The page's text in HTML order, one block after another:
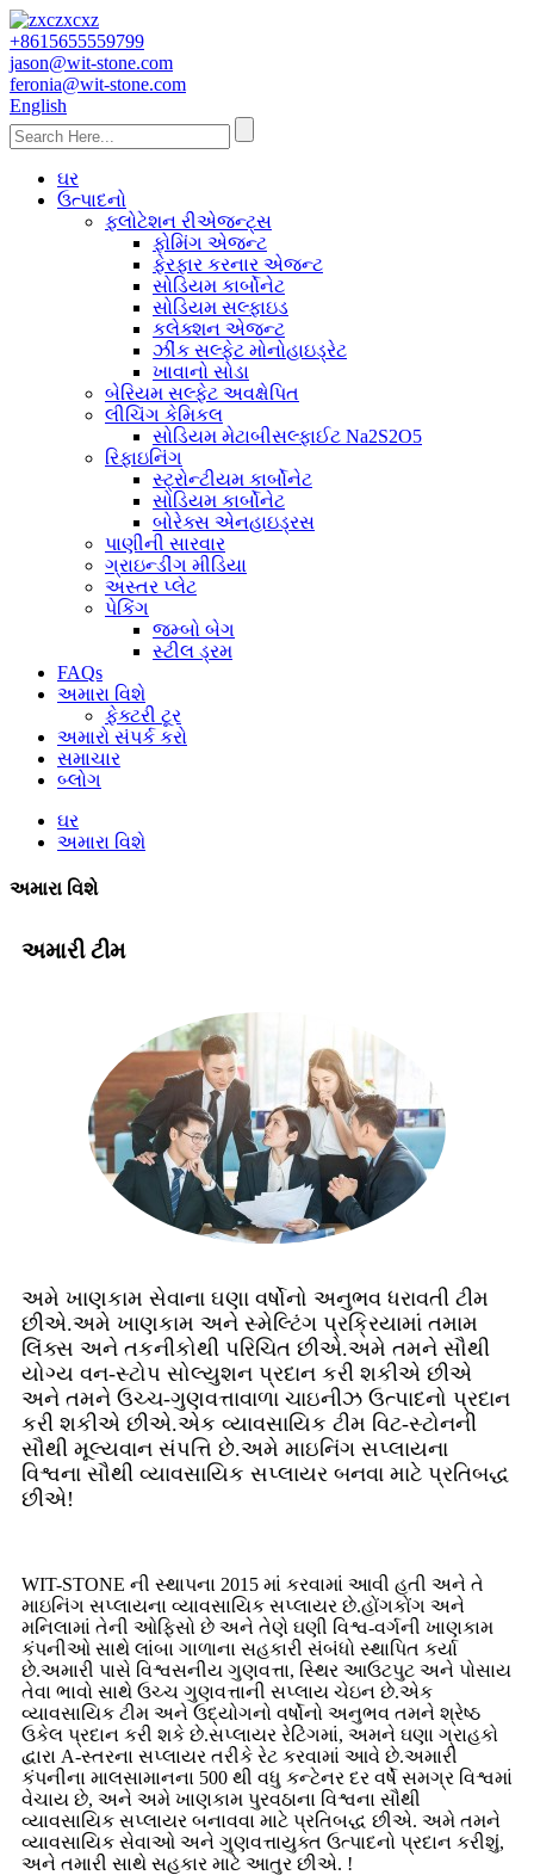
+8615655559799
jason@wit-stone.com
feronia@wit-stone.com
English
ઘર
ઉત્પાદનો
ફ્લોટેશન રીએજન્ટ્સ
ફોમિંગ એજન્ટ
ફેરફાર કરનાર એજન્ટ
સોડિયમ કાર્બોનેટ
સોડિયમ સલ્ફાઇડ
કલેક્શન એજન્ટ
ઝીંક સલ્ફેટ મોનોહાઇડ્રેટ
ખાવાનો સોડા
બેરિયમ સલ્ફેટ અવક્ષેપિત
લીચિંગ કેમિકલ
સોડિયમ મેટાબીસલ્ફાઈટ Na2S2O5
રિફાઇનિંગ
સ્ટ્રોન્ટીયમ કાર્બોનેટ
સોડિયમ કાર્બોનેટ
બોરેક્સ એનહાઇડ્રસ
પાણીની સારવાર
ગ્રાઇન્ડીંગ મીડિયા
અસ્તર પ્લેટ
પેકિંગ
જમ્બો બેગ
સ્ટીલ ડ્રમ
FAQs
અમારા વિશે
ફેક્ટરી ટૂર
અમારો સંપર્ક કરો
સમાચાર
બ્લોગ
ઘર
અમારા વિશે
અમારા વિશે
અમારી ટીમ
અમે ખાણકામ સેવાના ઘણા વર્ષોનો અનુભવ ધરાવતી ટીમ
છીએ.અમે ખાણકામ અને સ્મેલ્ટિંગ પ્રક્રિયામાં તમામ
લિંક્સ અને તકનીકોથી પરિચિત છીએ.અમે તમને સૌથી
યોગ્ય વન-સ્ટોપ સોલ્યુશન પ્રદાન કરી શકીએ છીએ
અને તમને ઉચ્ચ-ગુણવત્તાવાળા ચાઇનીઝ ઉત્પાદનો પ્રદાન
કરી શકીએ છીએ.એક વ્યાવસાયિક ટીમ વિટ-સ્ટોનની
સૌથી મૂલ્યવાન સંપત્તિ છે.અમે માઇનિંગ સપ્લાયના
વિશ્વના સૌથી વ્યાવસાયિક સપ્લાયર બનવા માટે પ્રતિબદ્ધ
છીએ!
WIT-STONE ની સ્થાપના 2015 માં કરવામાં આવી હતી અને તે
માઇનિંગ સપ્લાયના વ્યાવસાયિક સપ્લાયર છે.હોંગકોંગ અને
મનિલામાં તેની ઓફિસો છે અને તેણે ઘણી વિશ્વ-વર્ગની ખાણકામ
કંપનીઓ સાથે લાંબા ગાળાના સહકારી સંબંધો સ્થાપિત કર્યા
છે.અમારી પાસે વિશ્વસનીય ગુણવત્તા, સ્થિર આઉટપુટ અને પોસાય
તેવા ભાવો સાથે ઉચ્ચ ગુણવત્તાની સપ્લાય ચેઇન છે.એક
વ્યાવસાયિક ટીમ અને ઉદ્યોગનો વર્ષોનો અનુભવ તમને શ્રેષ્ઠ
ઉકેલ પ્રદાન કરી શકે છે.સપ્લાયર રેટિંગમાં, અમને ઘણા ગ્રાહકો
દ્વારા A-સ્તરના સપ્લાયર તરીકે રેટ કરવામાં આવે છે.અમારી
કંપનીના માલસામાનના 500 થી વધુ કન્ટેનર દર વર્ષે સમગ્ર વિશ્વમાં
વેચાય છે, અને અમે ખાણકામ પુરવઠાના વિશ્વના સૌથી
વ્યાવસાયિક સપ્લાયર બનાવવા માટે પ્રતિબદ્ધ છીએ. અમે તમને
વ્યાવસાયિક સેવાઓ અને ગુણવત્તાયુક્ત ઉત્પાદનો પ્રદાન કરીશું,
અને તમારી સાથે સહકાર માટે આતુર છીએ. !